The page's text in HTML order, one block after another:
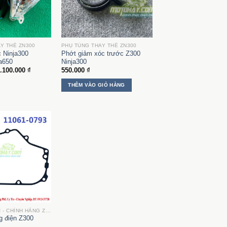
THẾ ZN300
₫Khoảng
PHỤ TÙNG THAY THẾ ZN300
Phớt giảm xóc trước Z300
Ninja300
550.000 ₫
THÊM VÀO GIỎ HÀNG
điện Z300